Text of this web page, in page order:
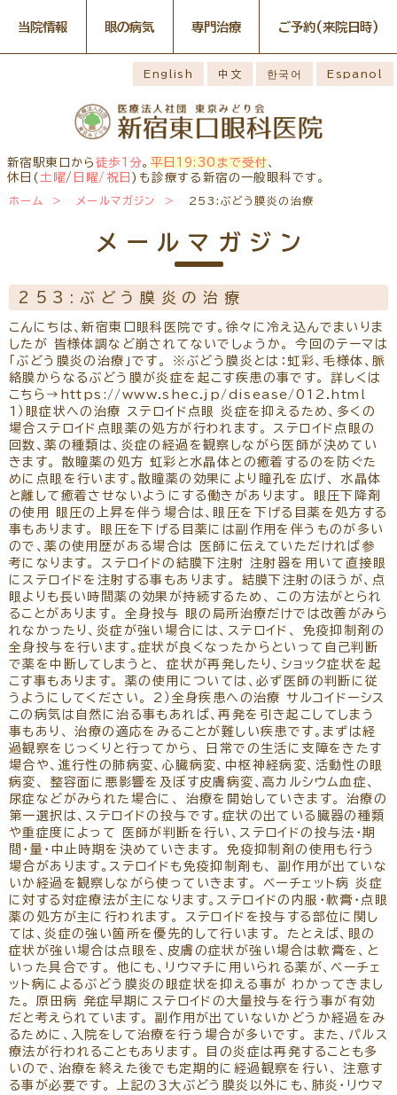
English 中文 한국어 Espanol
新宿駅東口から 徒歩1分。 平日19:30まで受付、
休日( 土曜/ 日曜/祝日 )も診療する新宿の一般眼科です。
当院情報
感染症予防のための衛生環境
整備の取り組み
医師のご紹介
ごあいさつ 当院勤務医師のご紹介
院内の様子 検査・治療・手術機器
診療のご案内
当院へお越しになる方へのお
診察の流れ
アクセス
当院へのアクセス
メールマガジン
よくある質問
診療報酬に関する院内掲示
リンク
リクルート
パンフレットのダウンロード
眼の病気
症状から探す
構造から探す
お薬の使用方法
主な眼科疾患
糖尿病性網膜症 緑内障 網膜硝子体疾患
花粉症
白内障
診療
学校近視について
専門治療
網膜・硝子体疾患専門治療ペ
ージ
ドライアイ専門治療ページ
緑内障専門治療ページ
角膜疾患専門治療ページ
花粉症総合ページ
抗VEGF抗体療法
ボツリヌス療法
学校近視のご案内
日帰り白内障手術
手術担当医のご紹介
由
コンタクトレンズの種類と特徴
しばらく眼科受診していない
方へ
初めてコンタクトレンズを使う
方へ
コンタクトレンズトラブル
ご予約(来院日時)
WEB予約(来院日時の設定)
小児眼科専門治療を予約
コンタクトレンズ診療を予約
白内障専門治療を予約
白内障手術公開講座を予約
網膜・硝子体専門治療を予約
ドライアイ専門治療を予約
黄斑専門治療を予約
緑内障専門治療を予約
ぶどう膜専門治療を予約
予約をキャンセルする
ホーム メールマガジン 253:ぶどう膜炎の治療
メールマガジン
253:ぶどう膜炎の治療
こんにちは、新宿東口眼科医院です。徐々に冷え込んでまいりま
したが 皆様体調など崩されてないでしょうか。 今回のテーマは
「ぶどう膜炎の治療」です。 ※ぶどう膜炎とは：虹彩、毛様体、脈
絡膜からなるぶどう膜が炎症を起こす疾患の事です。 詳しくは
こちら→https://www.shec.jp/disease/012.html
1）眼症状への治療 ステロイド点眼 炎症を抑えるため、多くの
場合ステロイド点眼薬の処方が行われます。 ステロイド点眼の
回数、薬の種類は、炎症の経過を観察しながら医師が決めてい
きます。 散瞳薬の処方 虹彩と水晶体との癒着するのを防ぐた
めに点眼を行います。散瞳薬の効果により瞳孔を広げ、 水晶体
と離して癒着させないようにする働きがあります。 眼圧下降剤
の使用 眼圧の上昇を伴う場合は、眼圧を下げる目薬を処方する
事もあります。 眼圧を下げる目薬には副作用を伴うものが多い
ので、薬の使用歴がある場合は 医師に伝えていただければ参
考になります。 ステロイドの結膜下注射 注射器を用いて直接眼
にステロイドを注射する事もあります。 結膜下注射のほうが、点
眼よりも長い時間薬の効果が持続するため、 この方法がとられ
ることがあります。 全身投与 眼の局所治療だけでは改善がみら
れなかったり、炎症が強い場合には、ステロイド、 免疫抑制剤の
全身投与を行います。症状が良くなったからといって自己判断
で薬を中断してしまうと、 症状が再発したり、ショック症状を起
こす事もあります。 薬の使用については、必ず医師の判断に従
うようにしてください。 2）全身疾患への治療 サルコイドーシス
この病気は自然に治る事もあれば、再発を引き起こしてしまう
事もあり、 治療の適応をみることが難しい疾患です。まずは経
過観察をじっくりと行ってから、 日常での生活に支障をきたす
場合や、進行性の肺病変、心臓病変、中枢神経病変、活動性の眼
病変、 整容面に悪影響を及ぼす皮膚病変、高カルシウム血症、
尿症などがみられた場合に、 治療を開始していきます。 治療の
第一選択は、ステロイドの投与です。症状の出ている臓器の種類
や重症度によって 医師が判断を行い、ステロイドの投与法・期
間・量・中止時期を決めていきます。 免疫抑制剤の使用も行う
場合があります。ステロイドも免疫抑制剤も、 副作用が出ていな
いか経過を観察しながら使っていきます。 ベーチェット病 炎症
に対する対症療法が主になります。ステロイドの内服・軟膏・点眼
薬の処方が主に行われます。 ステロイドを投与する部位に関し
ては、炎症の強い箇所を優先的して行います。 たとえば、眼の
症状が強い場合は点眼を、皮膚の症状が強い場合は軟膏を、と
いった具合です。 他にも、リウマチに用いられる薬が、ベーチェ
ット病によるぶどう膜炎の眼症状を抑える事が わかってきまし
た。 原田病 発症早期にステロイドの大量投与を行う事が有効
だと考えられています。 副作用が出ていないかどうか経過をみ
るために、入院をして治療を行う場合が多いです。 また、パルス
療法が行われることもあります。 目の炎症は再発することも多
いので、治療を終えた後でも定期的に経過観察を行い、 注意す
る事が必要です。 上記の３大ぶどう膜炎以外にも、肺炎・リウマ